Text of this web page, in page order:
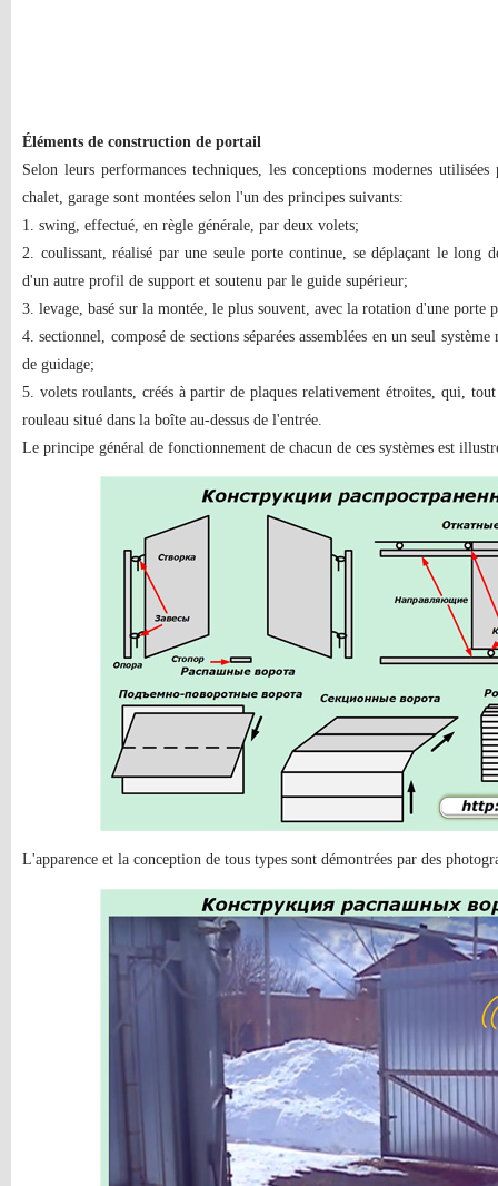
Éléments de construction de portail
Selon leurs performances techniques, les conceptions modernes
chalet, garage sont montées selon l'un des principes suivants:
1. swing, effectué, en règle générale, par deux volets;
2. coulissant, réalisé par une seule porte continue, se déplaçant le long
d'un autre profil de support et soutenu par le guide supérieur;
3. levage, basé sur la montée, le plus souvent, avec la rotation d'une porte
4. sectionnel, composé de sections séparées assemblées en un seul
de guidage;
5. volets roulants, créés à partir de plaques relativement étroites, qui,
rouleau situé dans la boîte au-dessus de l'entrée.
Le principe général de fonctionnement de chacun de ces systèmes est
L'apparence et la conception de tous types sont démontrées par des